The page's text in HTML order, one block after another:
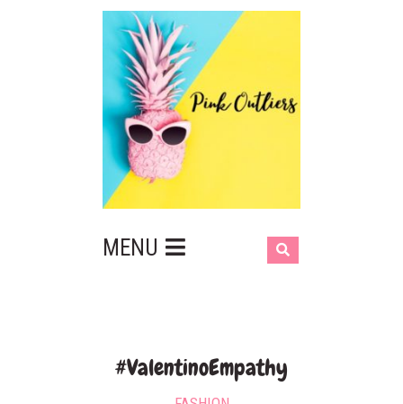
MENU
#ValentinoEmpathy